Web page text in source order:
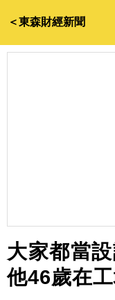
＜東森財經新聞
大家都當
他46歲在